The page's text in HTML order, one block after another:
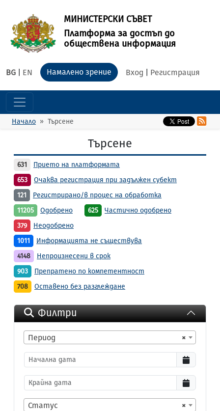
МИНИСТЕРСКИ СЪВЕТ
Платформа за достъп до
обществена информация
BG EN Вход Регистрация
Намалено зрение
Начало Търсене
Търсене
631
Прието на платформата
653
Очаква регистрация при задължен субект
121
Регистрирано/в процес на обработка
11205
Одобрено 625
Частично одобрено
379
Неодобрено
1011
Информацията не съществува
4148
Непроизнесени в срок
903
Препратено по компетентност
708
Оставено без разглеждане
Филтри
×
Период
×
Статус